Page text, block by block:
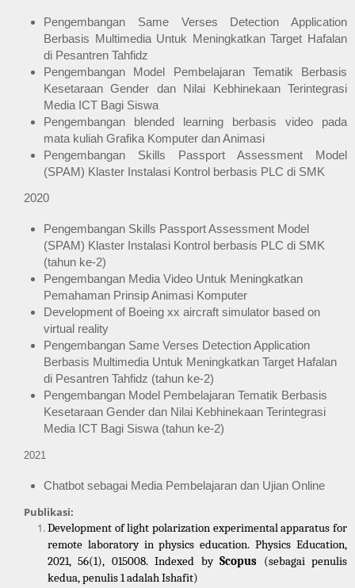
Pengembangan Same Verses Detection Application
Berbasis Multimedia Untuk Meningkatkan Target Hafalan
di Pesantren Tahfidz
Pengembangan Model Pembelajaran Tematik Berbasis
Kesetaraan Gender dan Nilai Kebhinekaan Terintegrasi
Media ICT Bagi Siswa
Pengembangan blended learning berbasis video pada
mata kuliah Grafika Komputer dan Animasi
Pengembangan Skills Passport Assessment Model
(SPAM) Klaster Instalasi Kontrol berbasis PLC di SMK
2020
Pengembangan Skills Passport Assessment Model
(SPAM) Klaster Instalasi Kontrol berbasis PLC di SMK
(tahun ke-2)
Pengembangan Media Video Untuk Meningkatkan
Pemahaman Prinsip Animasi Komputer
Development of Boeing xx aircraft simulator based on
virtual reality
Pengembangan Same Verses Detection Application
Berbasis Multimedia Untuk Meningkatkan Target Hafalan
di Pesantren Tahfidz (tahun ke-2)
Pengembangan Model Pembelajaran Tematik Berbasis
Kesetaraan Gender dan Nilai Kebhinekaan Terintegrasi
Media ICT Bagi Siswa (tahun ke-2)
2021
Chatbot sebagai Media Pembelajaran dan Ujian Online
Publikasi:
Development of light polarization experimental apparatus for
remote laboratory in physics education. Physics Education,
2021, 56(1), 015008. Indexed by Scopus (sebagai penulis
kedua, penulis 1 adalah Ishafit)